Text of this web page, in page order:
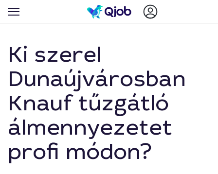
Ki szerel
Dunaújvárosban
Knauf tűzgátló
álmennyezetet
profi módon?